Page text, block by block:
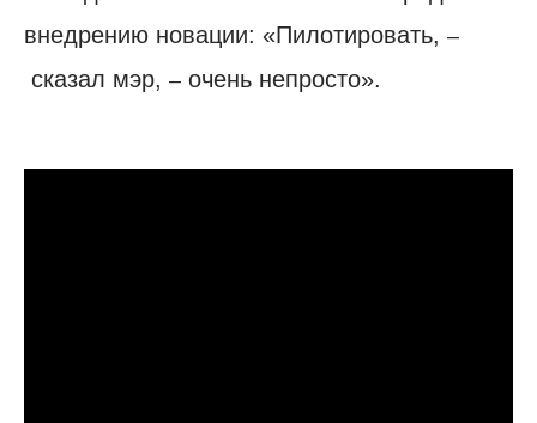
внедрению новации: «Пилотировать, –
сказал мэр, – очень непросто».